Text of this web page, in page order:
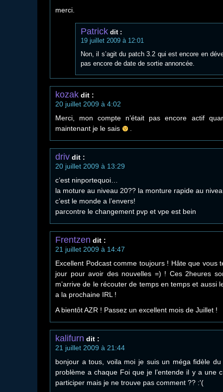
merci.
Patrick dit :
19 juillet 2009 à 12:01
Non, il s’agit du patch 3.2 qui est encore en
pas encore de date de sortie annoncée.
kozak dit :
20 juillet 2009 à 4:02
Merci, mon compte n’était pas encore actif
maintenant je le sais
driv dit :
20 juillet 2009 à 13:29
c’est ninportequoi…
la moture au niveau 20?? la monture rapide au
c’est le monde a l’envers!
parcontre le changement pvp et vpe est bein
Frentzen dit :
21 juillet 2009 à 14:47
Excellent Podcast comme toujours ! Hâte que vous
jour pour avoir des nouvelles =) ! Ces 2heures
m’arrive de le récouter de temps en temps et aussi
a la prochaine IRL !
A bientôt AZR ! Passez un excellent mois de Juillet !
kalifurn dit :
21 juillet 2009 à 21:44
bonjour a tous, voila moi je suis un méga fidèle du
problème a chaque Foi que je l’entende il y a une
participer mais je ne trouve pas comment ?? :'(